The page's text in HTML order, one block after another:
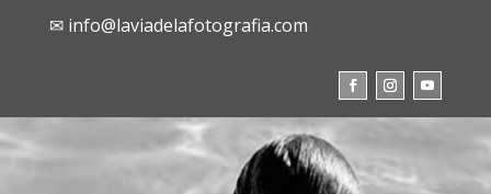
✉ info@laviadelafotografia.com